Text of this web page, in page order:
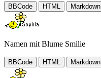
BBCode HTML Markdown
Namen mit Blume Smilie
BBCode HTML Markdown